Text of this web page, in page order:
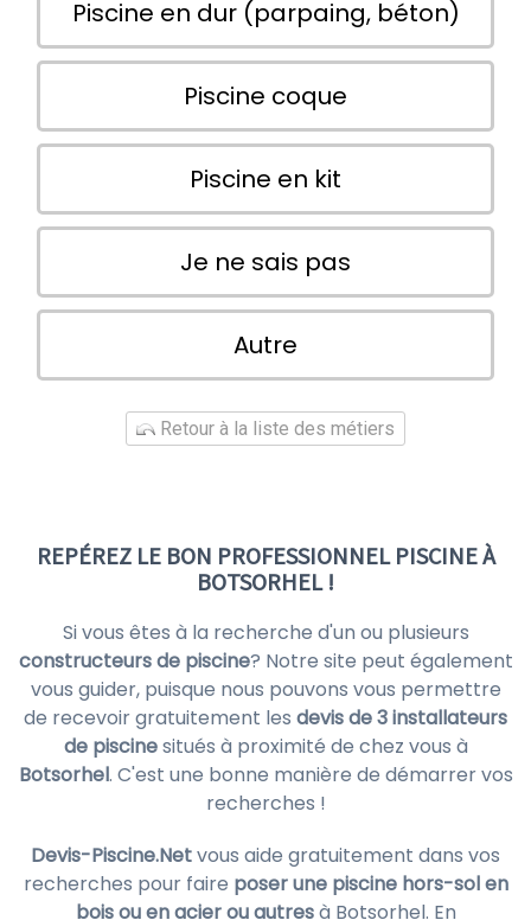
Piscine en dur (parpaing, béton)
Piscine coque
Piscine en kit
Je ne sais pas
Autre
Retour à la liste des métiers
REPÉREZ LE BON PROFESSIONNEL PISCINE À
BOTSORHEL !
Si vous êtes à la recherche d'un ou plusieurs
constructeurs de piscine? Notre site peut également
vous guider, puisque nous pouvons vous permettre
de recevoir gratuitement les devis de 3 installateurs
de piscinesitués à proximité de chez vous à
Botsorhel. C'est une bonne manière de démarrer vos
recherches !
Devis-Piscine.Netvous aide gratuitement dans vos
recherches pour faire poser une piscine hors-sol en
bois ou en acier ou autresà Botsorhel. En